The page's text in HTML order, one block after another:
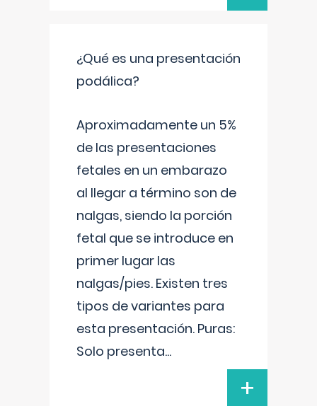
¿Qué es una presentación
podálica?
Aproximadamente un 5%
de las presentaciones
fetales en un embarazo
al llegar a término son de
nalgas, siendo la porción
fetal que se introduce en
primer lugar las
nalgas/pies. Existen tres
tipos de variantes para
esta presentación. Puras:
Solo presenta...
+